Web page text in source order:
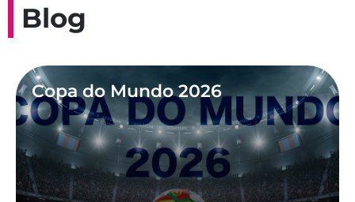
Blog
Copa do Mundo 2026